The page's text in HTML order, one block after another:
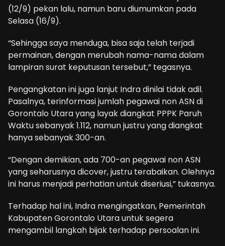
(12/9) pekan lalu, namun baru diumumkan pada
Selasa (16/9).
“Sehingga saya menduga, bisa saja telah terjadi
permainan, dengan merubah nama-nama dalam
lampiran surat keputusan tersebut,” tegasnya.
Pengangkatan ini juga lanjut Indra dinilai tidak adil.
Pasalnya, terinformasi jumlah pegawai non ASN di
Gorontalo Utara yang layak diangkat PPPK Paruh
Waktu sebanyak 1.112, namun justru yang diangkat
hanya sebanyak 300-an.
“Dengan demikian, ada 700-an pegawai non ASN
yang seharusnya dicover, justru terabaikan. Olehnya
ini harus menjadi perhatian untuk diseriusi,” tukasnya.
Terhadap hal ini, Indra mengingatkan, Pemerintah
Kabupaten Gorontalo Utara untuk segera
mengambil langkah bijak terhadap persoalan ini.